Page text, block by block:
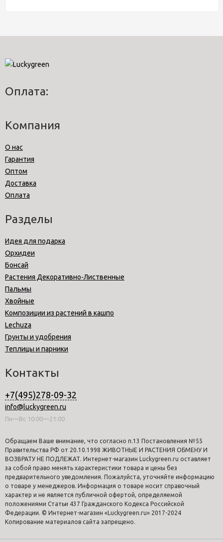
Оплата:
Компания
О нас
Гарантия
Оптом
Доставка
Оплата
Разделы
Идея для подарка
Орхидеи
Бонсай
Растения Декоративно-Лиственные
Пальмы
Хвойные
Композиции из растений в кашпо
Lechuza
Грунты и удобрения
Теплицы и парники
Контакты
+7(495)278-09-32
info@luckygreen.ru
Пн—Вс 10:00—21:00
Обращаем Ваше внимание, что согласно п.13 Постановления №55
Правительства РФ от 20.10.1998 ЖИВОТНЫЕ И РАСТЕНИЯ ОБМЕНУ И
ВОЗВРАТУ НЕ ПОДЛЕЖАТ. Интернет-магазин Luckygreen.ru оставляет
за собой право менять характеристики товара и цены без
предварительного уведомления. Пожалуйста, уточняйте информацию
о товаре у менеджеров. Информация о товаре носит справочный
характер и не является публичной офертой, определяемой
положениями Статьи 437 Гражданского Кодекса Российской
Федерации. © Интернет-магазин «Luckygreen.ru» 2017-2024
Копирование материалов сайта запрещено.